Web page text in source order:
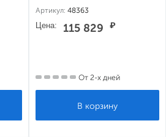
Артикул: 48363
Цена: 115 829 ₽
От 2-х дней